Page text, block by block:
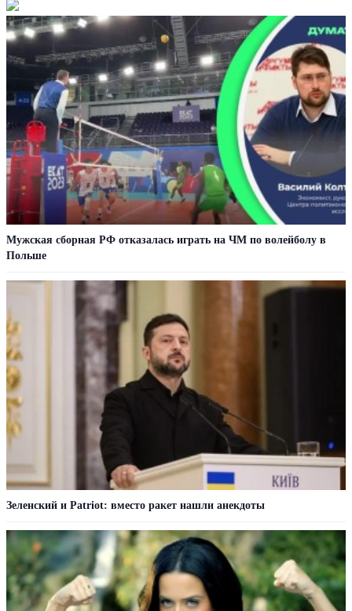
Мужская сборная РФ отказалась играть на ЧМ по волейболу в
Польше
Зеленский и Patriot: вместо ракет нашли анекдоты